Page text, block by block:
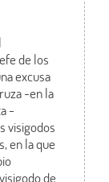
de los
excusa
-en la
-
visigodos
en la que
de